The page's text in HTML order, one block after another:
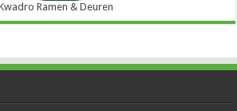
Ramen & Deuren